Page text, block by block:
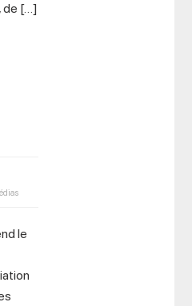
de […]
le